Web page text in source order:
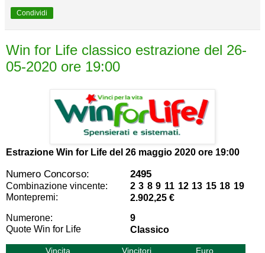
Condividi
Win for Life classico estrazione del 26-
05-2020 ore 19:00
Estrazione Win for Life del 26 maggio 2020 ore 19:00
Numero Concorso: 2495
Combinazione vincente:
2 3 8 9 11 12 13 15 18 19
Montepremi:
2.902,25 €
Numerone:
9
Quote Win for Life
Classico
Vincita Vincitori
Euro